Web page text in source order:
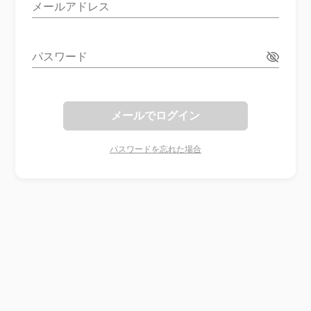
メールアドレス
パスワード
メールでログイン
パスワードを忘れた場合